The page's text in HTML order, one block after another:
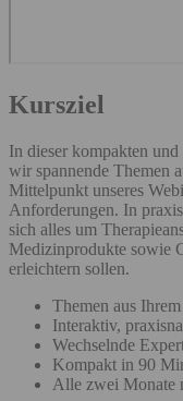
Kursziel
In dieser kompakten
wir spannende Themen
Mittelpunkt unseres
Anforderungen. In
sich alles um
Medizinprodukte sowie
erleichtern sollen.
Themen aus
Interaktiv,
Wechselnde
Kompakt in 90
Alle zwei Monate